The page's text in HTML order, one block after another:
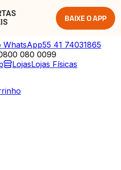
BAIXE O APP
WhatsApp55 41 74031865
080 0099
LojasLojas Físicas